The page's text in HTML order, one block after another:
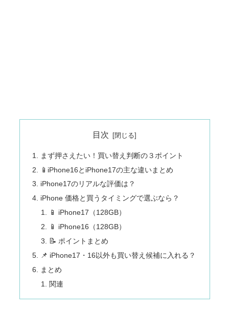
目次
まず押さえたい！買い替え判断の３ポイント
📱iPhone16とiPhone17の主な違いまとめ
iPhone17のリアルな評価は？
iPhone 価格と買うタイミングで選ぶなら？
📱 iPhone17（128GB）
📱 iPhone16（128GB）
📝 ポイントまとめ
📌 iPhone17・16以外も買い替え候補に入れる？
まとめ
関連